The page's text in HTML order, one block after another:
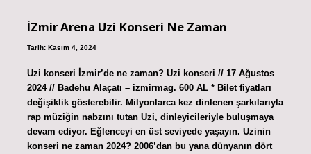
İZmir Arena Uzi Konseri Ne Zaman
Tarih: Kasım 4, 2024
Uzi konseri İzmir’de ne zaman? Uzi konseri // 17 Ağustos
2024 // Badehu Alaçatı – izmirmag. 600 AL * Bilet fiyatları
değişiklik gösterebilir. Milyonlarca kez dinlenen şarkılarıyla
rap müziğin nabzını tutan Uzi, dinleyicileriyle buluşmaya
devam ediyor. Eğlenceyi en üst seviyede yaşayın. Uzinin
konseri ne zaman 2024? 2006’dan bu yana dünyanın dört